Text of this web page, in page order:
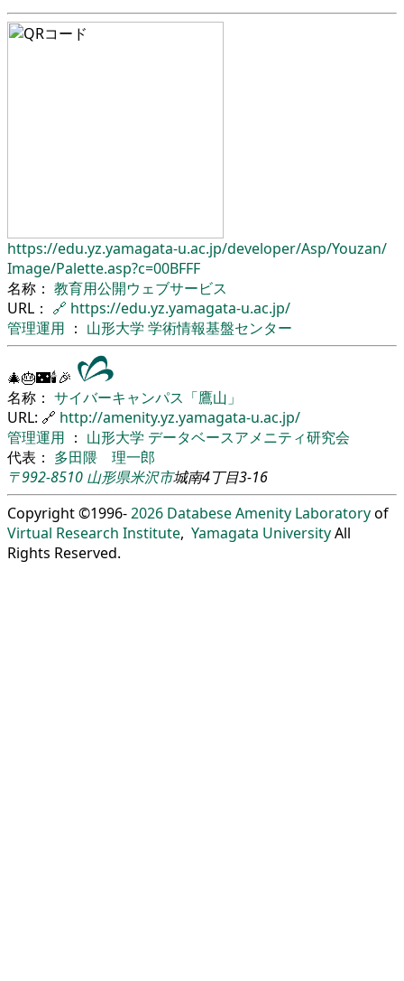
https://edu.yz.yamagata-u.ac.jp/developer/Asp/Youzan/
Image/Palette.asp?c=00BFFF
名称： 教育用公開ウェブサービス
URL： 🔗 https://edu.yz.yamagata-u.ac.jp/
管理運用 ： 山形大学 学術情報基盤センター
🎄🎂🌃🕯🎉
名称： サイバーキャンパス「鷹山」
URL: 🔗 http://amenity.yz.yamagata-u.ac.jp/
管理運用 ： 山形大学 データベースアメニティ研究会
代表： 多田隈 理一郎
〒992-8510 山形県米沢市城南4丁目3-16
Copyright ©1996-2026 Databese Amenity Laboratoryof
Virtual Research Institute, Yamagata UniversityAll
Rights Reserved.